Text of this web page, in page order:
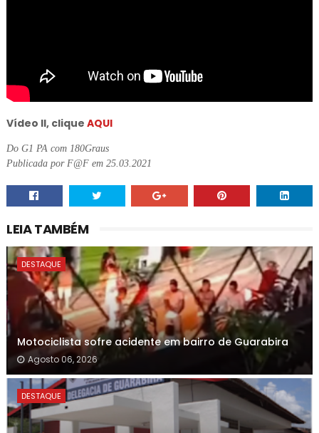
Vídeo II, clique AQUI
Do G1 PA com 180Graus
Publicada por F@F em 25.03.2021
LEIA TAMBÉM
DESTAQUE
Motociclista sofre acidente em bairro de Guarabira
Agosto 06, 2026
DESTAQUE